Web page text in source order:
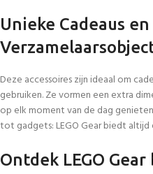
Unieke Cadeaus en
Deze accessoires zijn ideaal om
gebruiken. Ze vormen een extra
op elk moment van de dag
tot gadgets: LEGO Gear biedt altijd
Ontdek LEGO